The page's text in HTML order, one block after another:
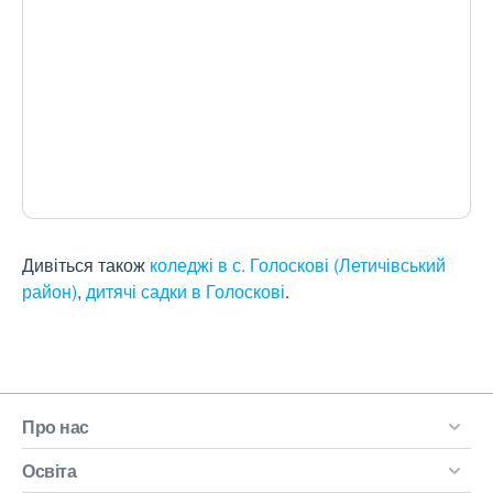
Дивіться також коледжі в с. Голоскові (Летичівський
район), дитячі садки в Голоскові.
Про нас
Освіта